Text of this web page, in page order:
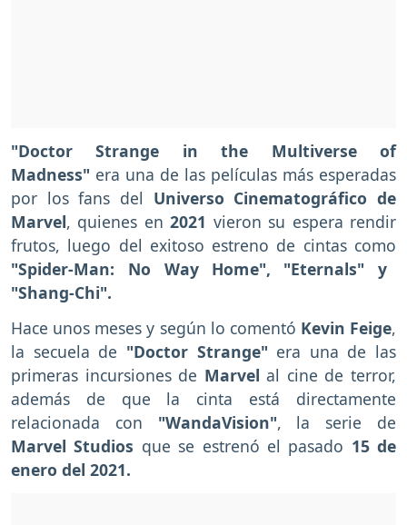
"Doctor Strange in the Multiverse of
Madness" era una de las películas más esperadas
por los fans del Universo Cinematográfico de
Marvel, quienes en2021 vieron su espera rendir
frutos, luego del exitoso estreno de cintas como
"Spider-Man: No Way Home", "Eternals" y
"Shang-Chi".
Hace unos meses y según lo comentó Kevin Feige,
la secuela de "Doctor Strange" era una de las
primeras incursiones de Marvel al cine de terror,
además de que la cinta está directamente
relacionada con "WandaVision", la serie de
Marvel Studios que se estrenó el pasado 15 de
enero del 2021.